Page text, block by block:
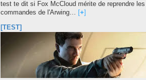
test te dit si Fox McCloud mérite de reprendre les
commandes de l'Arwing…
+
[TEST]